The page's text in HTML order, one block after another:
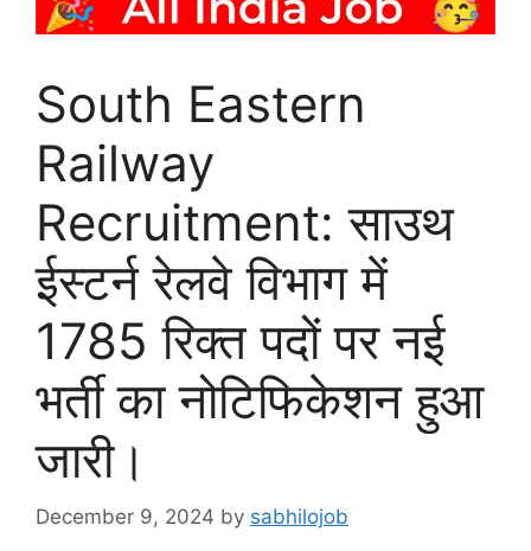
South Eastern
Railway
Recruitment: साउथ
ईस्टर्न रेलवे विभाग में
1785 रिक्त पदों पर नई
भर्ती का नोटिफिकेशन हुआ
जारी।
December 9, 2024 by sabhilojob